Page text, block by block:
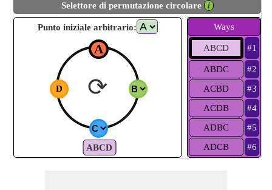
Selettore di permutazione circolare 𝒊
Punto iniziale arbitrario:
A
D ⟳
ABCD
Ways
ABCD #1
ABDC
#2
ACBD
#3
ACDB
#4
ADBC
#5
ADCB
#6